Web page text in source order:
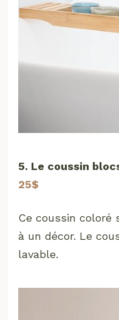
5. Le coussin
25$
Ce coussin coloré
à un décor. Le
lavable.